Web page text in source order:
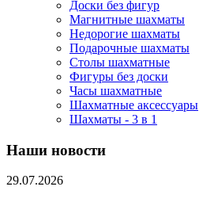
Доски без фигур
Магнитные шахматы
Недорогие шахматы
Подарочные шахматы
Столы шахматные
Фигуры без доски
Часы шахматные
Шахматные аксессуары
Шахматы - 3 в 1
Наши новости
29.07.2026